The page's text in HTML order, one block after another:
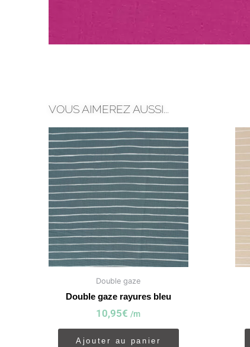
VOUS AIMEREZ AUSSI...
Double gaze
Double gaze rayures bleu
10,95€ /m
Ajouter au panier